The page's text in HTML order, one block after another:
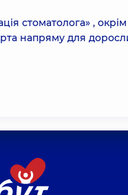
стоматолога» , окрім
напряму для